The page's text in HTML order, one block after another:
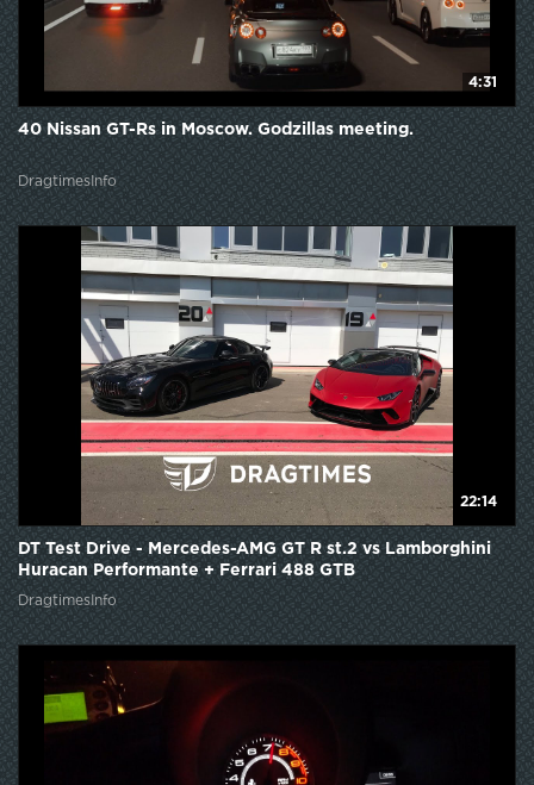
4:31
40 Nissan GT-Rs in Moscow. Godzillas meeting.
DragtimesInfo
22:14
DT Test Drive - Mercedes-AMG GT R st.2 vs Lamborghini
Huracan Performante + Ferrari 488 GTB
DragtimesInfo